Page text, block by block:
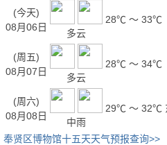
(今天)
08月06日
多云
28℃ ～ 33℃
(周五)
08月07日
多云
28℃ ～ 34℃
(周六)
08月08日
中雨
29℃ ～ 32℃
奉贤区博物馆十五天天气预报查询>>